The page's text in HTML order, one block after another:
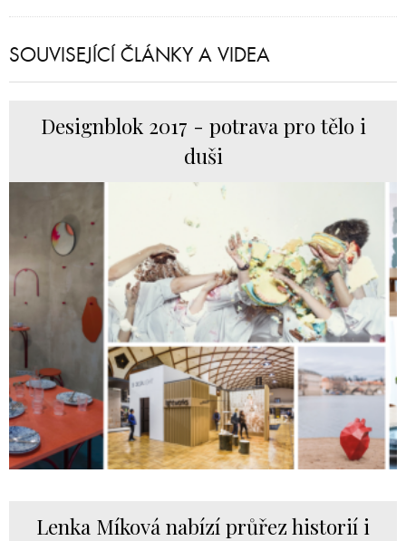
SOUVISEJÍCÍ ČLÁNKY A VIDEA
Designblok 2017 - potrava pro tělo i
duši
Lenka Míková nabízí průřez historií i